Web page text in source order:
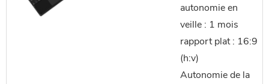
autonomie en
veille : 1 mois
rapport plat : 16:9
(h:v)
Autonomie de la